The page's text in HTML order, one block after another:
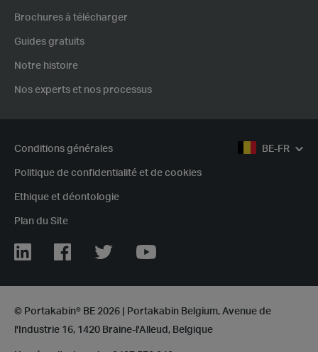
Brochures à télécharger
Guides gratuits
Notre histoire
Nos experts et nos processus
BE-FR
Conditions générales
Politique de confidentialité et de cookies
Ethique et déontologie
Plan du Site
Linkedin Facebook Twitter Youtube
© Portakabin® BE 2026 | Portakabin Belgium, Avenue de
l'Industrie 16, 1420 Braine-l'Alleud, Belgique